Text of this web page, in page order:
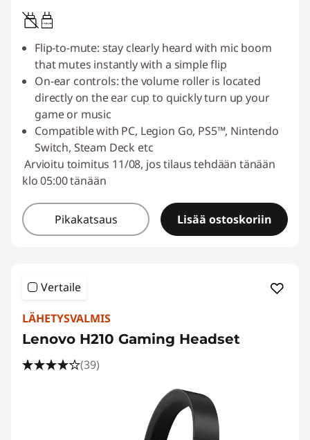
1.5W-2W
Flip-to-mute: stay clearly heard with mic boom
that mutes instantly with a simple flip
On-ear controls: the volume roller is located
directly on the ear cup to quickly turn up your
game or music
Compatible with PC, Legion Go, PS5™, Nintendo
Switch, Steam Deck etc
Arvioitu toimitus 11/08, jos tilaus tehdään tänään
klo 05:00 tänään
Pikakatsaus Lisää ostoskoriin
Vertaile
LÄHETYSVALMIS
Lenovo H210 Gaming Headset
(39)